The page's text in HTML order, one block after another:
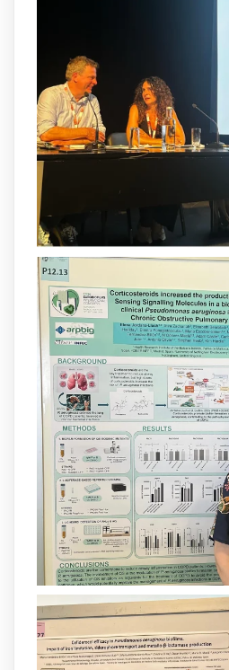
Our latest
therapy for the
resistant P.
available.This work
collaborative effort
@SonEspases
, and
Landersdorfer’s
University, AUS.
arpbigidisba
Donam la
Barceló Munar, nova
grup@arpbigidisbaa
Un contracte
@SaludISCIIIi la Unió
Més informació:
1 3
Load More